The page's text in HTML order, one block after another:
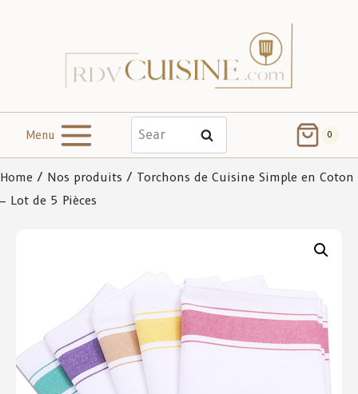
Menu Search 0
Home / Nos produits / Torchons de Cuisine Simple en Coton
– Lot de 5 Pièces